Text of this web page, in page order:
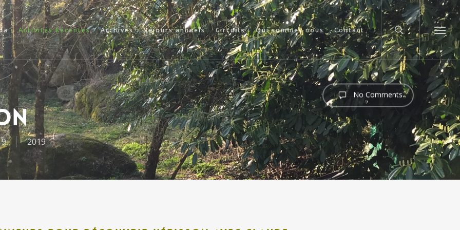
Activités Récentes Archives Séjours annuels Circuits Qui sommes nous Contact
search
Menu
2019
No Comments